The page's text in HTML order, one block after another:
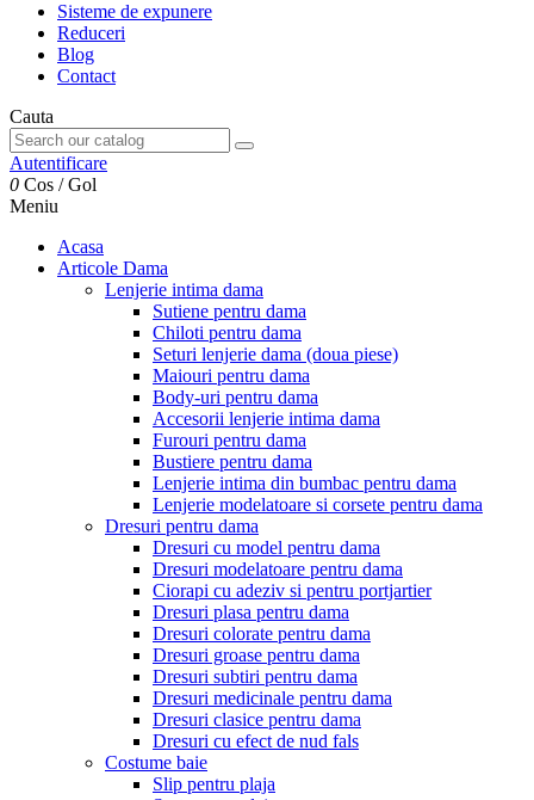
Sisteme de expunere
Reduceri
Blog
Contact
Cauta
Autentificare
0 Cos /Gol
Meniu
Acasa
Articole Dama
Lenjerie intima dama
Sutiene pentru dama
Chiloti pentru dama
Seturi lenjerie dama (doua piese)
Maiouri pentru dama
Body-uri pentru dama
Accesorii lenjerie intima dama
Furouri pentru dama
Bustiere pentru dama
Lenjerie intima din bumbac pentru dama
Lenjerie modelatoare si corsete pentru dama
Dresuri pentru dama
Dresuri cu model pentru dama
Dresuri modelatoare pentru dama
Ciorapi cu adeziv si pentru portjartier
Dresuri plasa pentru dama
Dresuri colorate pentru dama
Dresuri groase pentru dama
Dresuri subtiri pentru dama
Dresuri medicinale pentru dama
Dresuri clasice pentru dama
Dresuri cu efect de nud fals
Costume baie
Slip pentru plaja